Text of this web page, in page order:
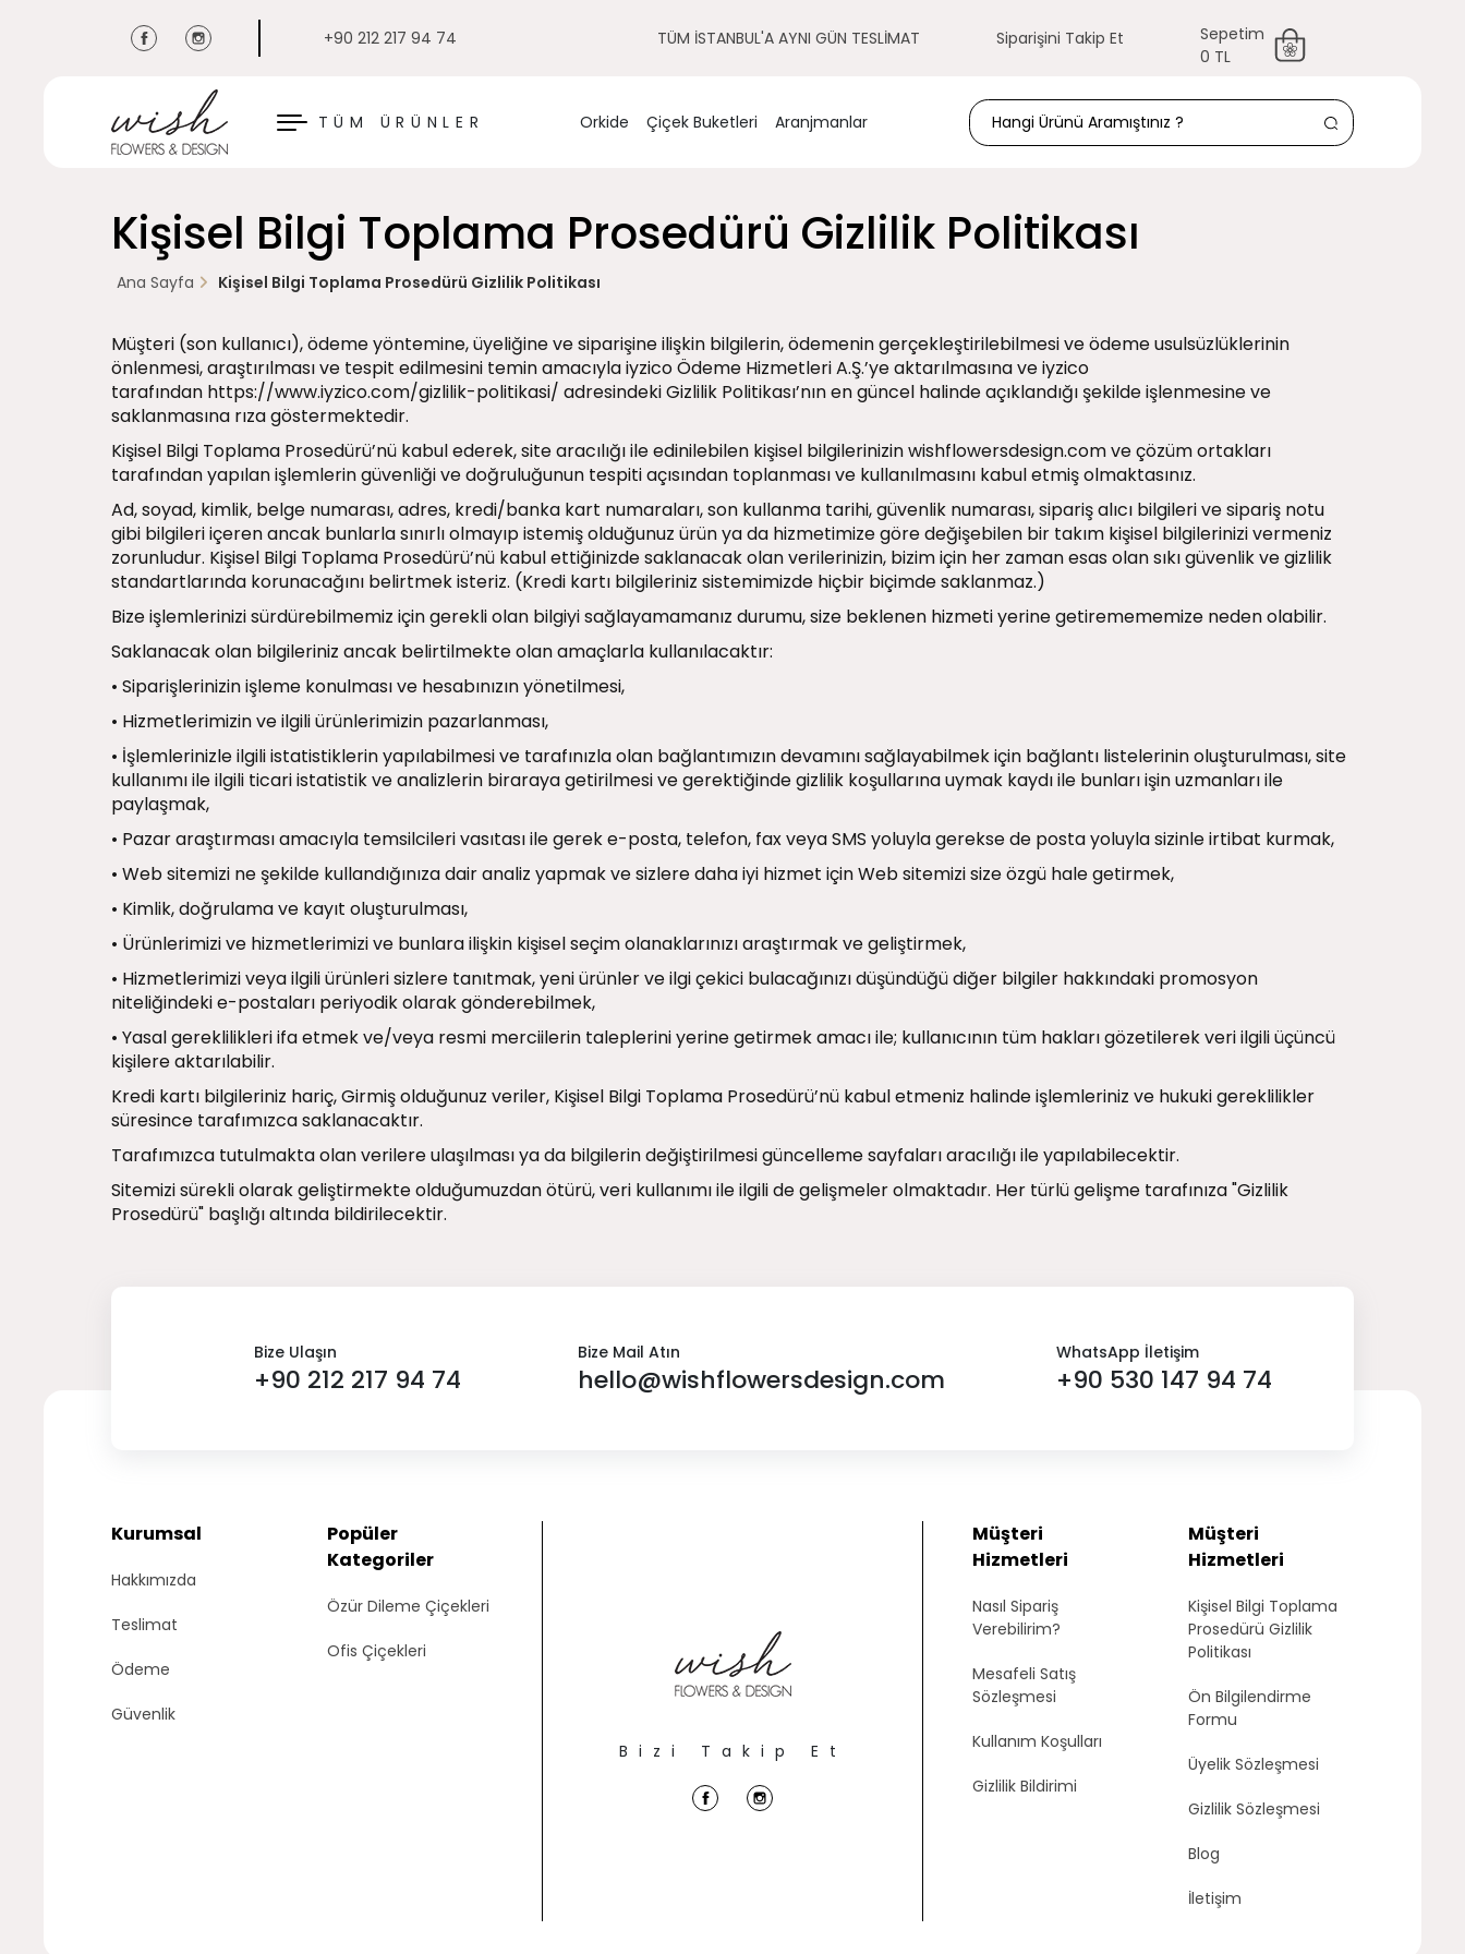
+90 212 217 94 74 TÜM İSTANBUL'A AYNI GÜN TESLİMAT Siparişini Takip Et
Sepetim
0 TL
TÜM ÜRÜNLER
KAPAT Orkide Çiçek Buketleri Aranjmanlar
Kişisel Bilgi Toplama Prosedürü Gizlilik Politikası
Ana Sayfa Kişisel Bilgi Toplama Prosedürü Gizlilik Politikası
Müşteri (son kullanıcı), ödeme yöntemine, üyeliğine ve siparişine ilişkin bilgilerin, ödemenin gerçekleştirilebilmesi ve ödeme usulsüzlüklerinin
önlenmesi, araştırılması ve tespit edilmesini temin amacıyla iyzico Ödeme Hizmetleri A.Ş.’ye aktarılmasına ve iyzico
tarafından https://www.iyzico.com/gizlilik-politikasi/ adresindeki Gizlilik Politikası’nın en güncel halinde açıklandığı şekilde işlenmesine ve
saklanmasına rıza göstermektedir.
Kişisel Bilgi Toplama Prosedürü’nü kabul ederek, site aracılığı ile edinilebilen kişisel bilgilerinizin wishflowersdesign.com ve çözüm ortakları
tarafından yapılan işlemlerin güvenliği ve doğruluğunun tespiti açısından toplanması ve kullanılmasını kabul etmiş olmaktasınız.
Ad, soyad, kimlik, belge numarası, adres, kredi/banka kart numaraları, son kullanma tarihi, güvenlik numarası, sipariş alıcı bilgileri ve sipariş notu
gibi bilgileri içeren ancak bunlarla sınırlı olmayıp istemiş olduğunuz ürün ya da hizmetimize göre değişebilen bir takım kişisel bilgilerinizi vermeniz
zorunludur. Kişisel Bilgi Toplama Prosedürü’nü kabul ettiğinizde saklanacak olan verilerinizin, bizim için her zaman esas olan sıkı güvenlik ve gizlilik
standartlarında korunacağını belirtmek isteriz. (Kredi kartı bilgileriniz sistemimizde hiçbir biçimde saklanmaz.)
Bize işlemlerinizi sürdürebilmemiz için gerekli olan bilgiyi sağlayamamanız durumu, size beklenen hizmeti yerine getiremememize neden olabilir.
Saklanacak olan bilgileriniz ancak belirtilmekte olan amaçlarla kullanılacaktır:
• Siparişlerinizin işleme konulması ve hesabınızın yönetilmesi,
• Hizmetlerimizin ve ilgili ürünlerimizin pazarlanması,
• İşlemlerinizle ilgili istatistiklerin yapılabilmesi ve tarafınızla olan bağlantımızın devamını sağlayabilmek için bağlantı listelerinin oluşturulması, site
kullanımı ile ilgili ticari istatistik ve analizlerin biraraya getirilmesi ve gerektiğinde gizlilik koşullarına uymak kaydı ile bunları işin uzmanları ile
paylaşmak,
• Pazar araştırması amacıyla temsilcileri vasıtası ile gerek e-posta, telefon, fax veya SMS yoluyla gerekse de posta yoluyla sizinle irtibat kurmak,
• Web sitemizi ne şekilde kullandığınıza dair analiz yapmak ve sizlere daha iyi hizmet için Web sitemizi size özgü hale getirmek,
• Kimlik, doğrulama ve kayıt oluşturulması,
• Ürünlerimizi ve hizmetlerimizi ve bunlara ilişkin kişisel seçim olanaklarınızı araştırmak ve geliştirmek,
• Hizmetlerimizi veya ilgili ürünleri sizlere tanıtmak, yeni ürünler ve ilgi çekici bulacağınızı düşündüğü diğer bilgiler hakkındaki promosyon
niteliğindeki e-postaları periyodik olarak gönderebilmek,
• Yasal gereklilikleri ifa etmek ve/veya resmi merciilerin taleplerini yerine getirmek amacı ile; kullanıcının tüm hakları gözetilerek veri ilgili üçüncü
kişilere aktarılabilir.
Kredi kartı bilgileriniz hariç, Girmiş olduğunuz veriler, Kişisel Bilgi Toplama Prosedürü’nü kabul etmeniz halinde işlemleriniz ve hukuki gereklilikler
süresince tarafımızca saklanacaktır.
Tarafımızca tutulmakta olan verilere ulaşılması ya da bilgilerin değiştirilmesi güncelleme sayfaları aracılığı ile yapılabilecektir.
Sitemizi sürekli olarak geliştirmekte olduğumuzdan ötürü, veri kullanımı ile ilgili de gelişmeler olmaktadır. Her türlü gelişme tarafınıza "Gizlilik
Prosedürü" başlığı altında bildirilecektir.
Bize Ulaşın
+90 212 217 94 74
Bize Mail Atın
hello@wishflowersdesign.com
WhatsApp İletişim
+90 530 147 94 74
Kurumsal
Hakkımızda
Teslimat
Ödeme
Güvenlik
Popüler
Kategoriler
Özür Dileme Çiçekleri
Ofis Çiçekleri
Bizi Takip Et
Müşteri
Hizmetleri
Nasıl Sipariş
Verebilirim?
Mesafeli Satış
Sözleşmesi
Kullanım Koşulları
Gizlilik Bildirimi
Müşteri
Hizmetleri
Kişisel Bilgi Toplama
Prosedürü Gizlilik
Politikası
Ön Bilgilendirme
Formu
Üyelik Sözleşmesi
Gizlilik Sözleşmesi
Blog
İletişim